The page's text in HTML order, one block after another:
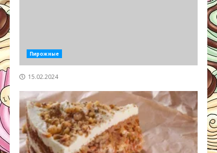
Пирожные
15.02.2024